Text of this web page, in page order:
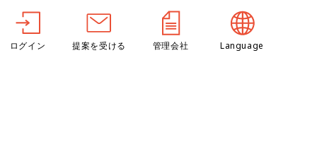
ログイン 提案を受ける 管理会社 Language